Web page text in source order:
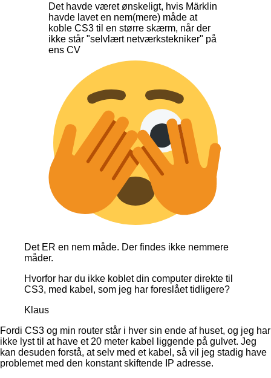
Det havde været ønskeligt, hvis Märklin
havde lavet en nem(mere) måde at
koble CS3 til en større skærm, når der
ikke står "selvlært netværkstekniker" på
ens CV
Det ER en nem måde. Der findes ikke nemmere
måder.
Hvorfor har du ikke koblet din computer direkte til
CS3, med kabel, som jeg har foreslået tidligere?
Klaus
Fordi CS3 og min router står i hver sin ende af huset, og jeg har
ikke lyst til at have et 20 meter kabel liggende på gulvet. Jeg
kan desuden forstå, at selv med et kabel, så vil jeg stadig have
problemet med den konstant skiftende IP adresse.